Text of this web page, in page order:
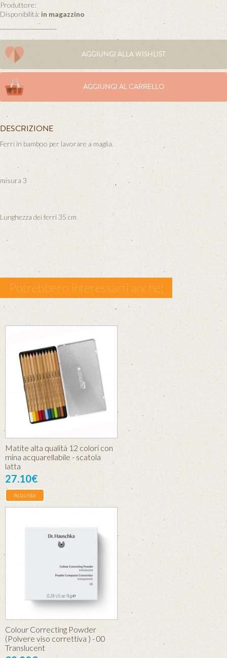
Produttore:
Disponibilità: in magazzino
AGGIUNGI ALLA WISHLIST
AGGIUNGI AL CARRELLO
DESCRIZIONE
Ferri in bamboo per lavorare a maglia.
misura 3
Lunghezza dei ferri 35 cm
Potrebbero interessarti anche:
Matite alta qualità 12 colori con
mina acquarellabile - scatola
latta
27.10€
Acquista
Colour Correcting Powder
(Polvere viso correttiva ) - 00
Translucent